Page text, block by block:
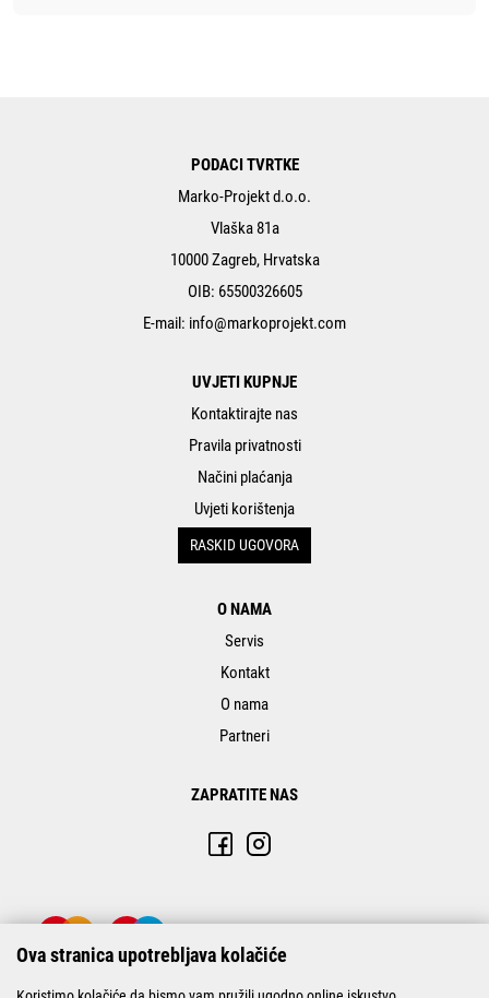
PODACI TVRTKE
Marko-Projekt d.o.o.
Vlaška 81a
10000 Zagreb, Hrvatska
OIB: 65500326605
E-mail: info@markoprojekt.com
UVJETI KUPNJE
Kontaktirajte nas
Pravila privatnosti
Načini plaćanja
Uvjeti korištenja
RASKID UGOVORA
O NAMA
Servis
Kontakt
O nama
Partneri
ZAPRATITE NAS
Ova stranica upotrebljava kolačiće